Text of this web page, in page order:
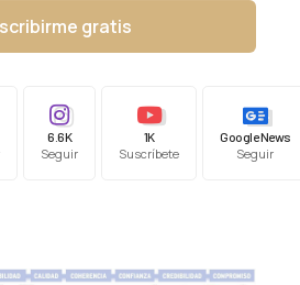
gratis
6.6K
Seguir
1K
Suscríbete
Google News
Seguir